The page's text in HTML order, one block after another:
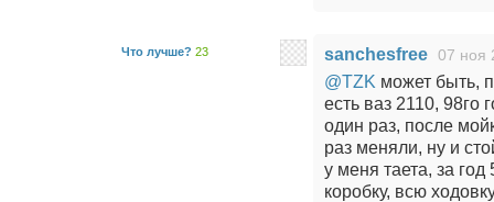
Что лучше? 23 sanchesfree 07 ноя
@TZK может быть,
есть ваз 2110, 98го
один раз, после
раз меняли, ну и
у меня таета, за
коробку, всю